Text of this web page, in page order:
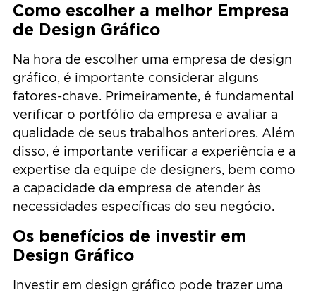
Como escolher a melhor Empresa
de Design Gráfico
Na hora de escolher uma empresa de design
gráfico, é importante considerar alguns
fatores-chave. Primeiramente, é fundamental
verificar o portfólio da empresa e avaliar a
qualidade de seus trabalhos anteriores. Além
disso, é importante verificar a experiência e a
expertise da equipe de designers, bem como
a capacidade da empresa de atender às
necessidades específicas do seu negócio.
Os benefícios de investir em
Design Gráfico
Investir em design gráfico pode trazer uma